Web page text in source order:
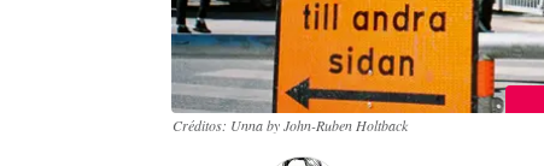
Créditos: Unna by John-Ruben Holtback